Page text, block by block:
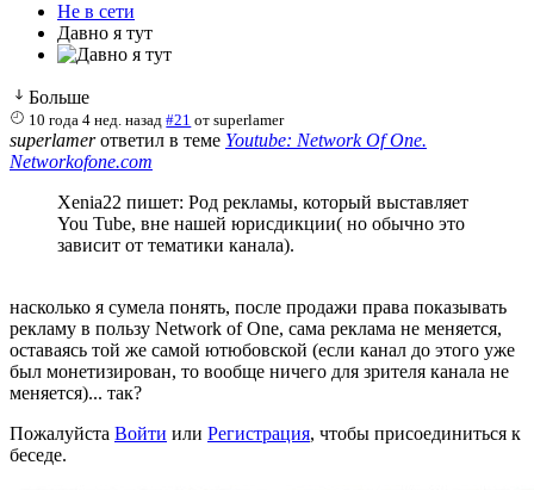
Не в сети
Давно я тут
Больше
10 года 4 нед. назад #21 отsuperlamer
superlamerответил в теме Youtube: Network Of One.
Networkofone.com
Xenia22 пишет: Род рекламы, который выставляет
You Tube, вне нашей юрисдикции( но обычно это
зависит от тематики канала).
насколько я сумела понять, после продажи права показывать
рекламу в пользу Network of One, сама реклама не меняется,
оставаясь той же самой ютюбовской (если канал до этого уже
был монетизирован, то вообще ничего для зрителя канала не
меняется)... так?
Пожалуйста Войти или Регистрация, чтобы присоединиться к
беседе.